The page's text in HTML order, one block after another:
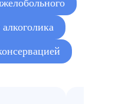
от 10500 ₽